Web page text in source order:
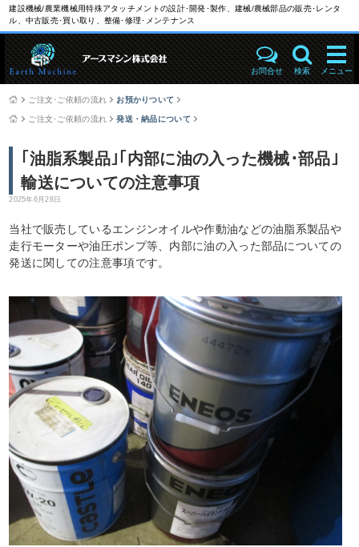
建設機械/農業機械用特殊アタッチメントの設計･開発･製作、建械/農械部品の販売･レンタ
ル、中古販売･買い取り、整備･修理･メンテナンス
お問合せ 検索 メニュー
ご注文･ご依頼の流れ お預かりついて
ご注文･ご依頼の流れ 発送・納品について
｢油脂系製品｣｢内部に油の入った機械･部品｣
輸送についての注意事項
2025年6月28日
当社で販売しているエンジンオイルや作動油などの油脂系製品や
走行モーターや油圧ポンプ等、内部に油の入った部品についての
発送に関しての注意事項です。